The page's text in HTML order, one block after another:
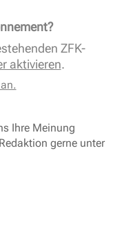
ZFK-
aktivieren.
Ihre Meinung
gerne unter